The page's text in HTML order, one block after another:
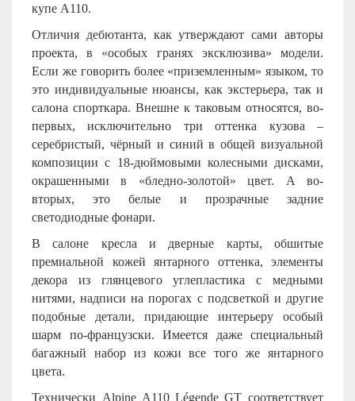
купе А110.
Отличия дебютанта, как утверждают сами авторы
проекта, в «особых гранях эксклюзива» модели.
Если же говорить более «приземленным» языком, то
это индивидуальные нюансы, как экстерьера, так и
салона спорткара. Внешне к таковым относятся, во-
первых, исключительно три оттенка кузова –
серебристый, чёрный и синий в общей визуальной
композиции с 18-дюймовыми колесными дисками,
окрашенными в «бледно-золотой» цвет. А во-
вторых, это белые и прозрачные задние
светодиодные фонари.
В салоне кресла и дверные карты, обшитые
премиальной кожей янтарного оттенка, элементы
декора из глянцевого углепластика с медными
нитями, надписи на порогах с подсветкой и другие
подобные детали, придающие интерьеру особый
шарм по-французски. Имеется даже специальный
багажный набор из кожи все того же янтарного
цвета.
Технически Alpine A110Légende GT соответствует